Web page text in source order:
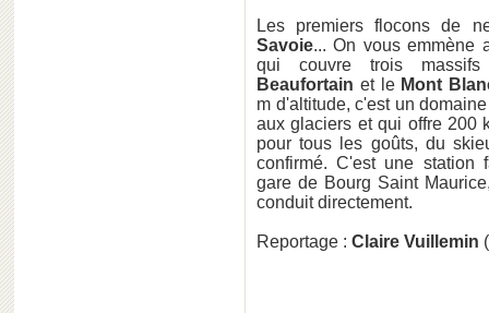
Les premiers flocons de
Savoie... On vous emmène
qui couvre trois
Beaufortain et le Mont
m d'altitude, c'est un
aux glaciers et qui offre 200
pour tous les goûts, du
confirmé. C'est une station
gare de Bourg Saint
conduit directement.
Reportage : Claire Vuillemin